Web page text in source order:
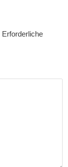
Erforderliche